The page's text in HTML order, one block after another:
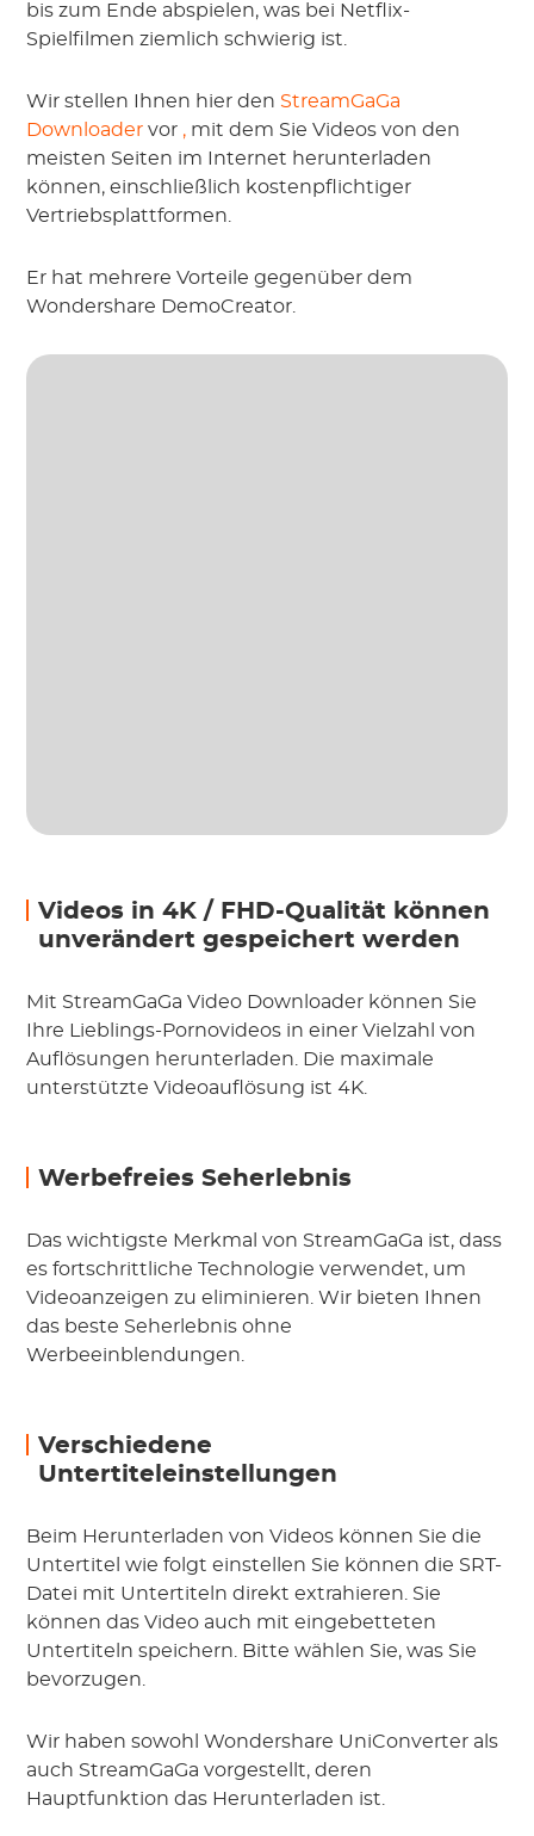
bis zum Ende abspielen, was bei Netflix-
Spielfilmen ziemlich schwierig ist.
Wir stellen Ihnen hier den StreamGaGa
Downloader vor , mit dem Sie Videos von den
meisten Seiten im Internet herunterladen
können, einschließlich kostenpflichtiger
Vertriebsplattformen.
Er hat mehrere Vorteile gegenüber dem
Wondershare DemoCreator.
Videos in 4K / FHD-Qualität können
unverändert gespeichert werden
Mit StreamGaGa Video Downloader können Sie
Ihre Lieblings-Pornovideos in einer Vielzahl von
Auflösungen herunterladen. Die maximale
unterstützte Videoauflösung ist 4K.
Werbefreies Seherlebnis
Das wichtigste Merkmal von StreamGaGa ist, dass
es fortschrittliche Technologie verwendet, um
Videoanzeigen zu eliminieren. Wir bieten Ihnen
das beste Seherlebnis ohne
Werbeeinblendungen.
Verschiedene
Untertiteleinstellungen
Beim Herunterladen von Videos können Sie die
Untertitel wie folgt einstellen Sie können die SRT-
Datei mit Untertiteln direkt extrahieren. Sie
können das Video auch mit eingebetteten
Untertiteln speichern. Bitte wählen Sie, was Sie
bevorzugen.
Wir haben sowohl Wondershare UniConverter als
auch StreamGaGa vorgestellt, deren
Hauptfunktion das Herunterladen ist.